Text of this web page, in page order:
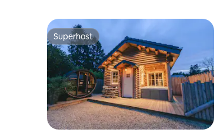
Superhost
Superhost